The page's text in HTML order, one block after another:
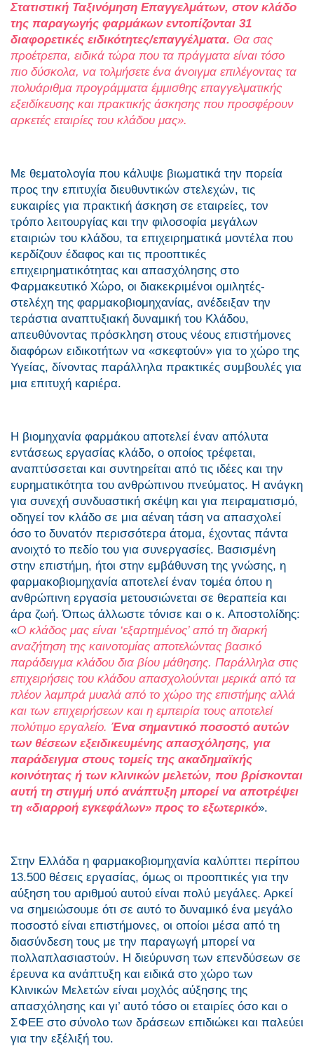
Στατιστική Ταξινόμηση Επαγγελμάτων, στον κλάδο
της παραγωγής φαρμάκων εντοπίζονται 31
διαφορετικές ειδικότητες/επαγγέλματα. Θα σας
προέτρεπα, ειδικά τώρα που τα πράγματα είναι τόσο
πιο δύσκολα, να τολμήσετε ένα άνοιγμα επιλέγοντας τα
πολυάριθμα προγράμματα έμμισθης επαγγελματικής
εξειδίκευσης και πρακτικής άσκησης που προσφέρουν
αρκετές εταιρίες του κλάδου μας».
Με θεματολογία που κάλυψε βιωματικά την πορεία
προς την επιτυχία διευθυντικών στελεχών, τις
ευκαιρίες για πρακτική άσκηση σε εταιρείες, τον
τρόπο λειτουργίας και την φιλοσοφία μεγάλων
εταιριών του κλάδου, τα επιχειρηματικά μοντέλα που
κερδίζουν έδαφος και τις προοπτικές
επιχειρηματικότητας και απασχόλησης στο
Φαρμακευτικό Χώρο, οι διακεκριμένοι ομιλητές-
στελέχη της φαρμακοβιομηχανίας, ανέδειξαν την
τεράστια αναπτυξιακή δυναμική του Κλάδου,
απευθύνοντας πρόσκληση στους νέους επιστήμονες
διαφόρων ειδικοτήτων να «σκεφτούν» για το χώρο της
Υγείας, δίνοντας παράλληλα πρακτικές συμβουλές για
μια επιτυχή καριέρα.
Η βιομηχανία φαρμάκου αποτελεί έναν απόλυτα
εντάσεως εργασίας κλάδο, ο οποίος τρέφεται,
αναπτύσσεται και συντηρείται από τις ιδέες και την
ευρηματικότητα του ανθρώπινου πνεύματος. Η ανάγκη
για συνεχή συνδυαστική σκέψη και για πειραματισμό,
οδηγεί τον κλάδο σε μια αέναη τάση να απασχολεί
όσο το δυνατόν περισσότερα άτομα, έχοντας πάντα
ανοιχτό το πεδίο του για συνεργασίες. Βασισμένη
στην επιστήμη, ήτοι στην εμβάθυνση της γνώσης, η
φαρμακοβιομηχανία αποτελεί έναν τομέα όπου η
ανθρώπινη εργασία μετουσιώνεται σε θεραπεία και
άρα ζωή. Όπως άλλωστε τόνισε και ο κ. Αποστολίδης:
«Ο κλάδος μας είναι ‘εξαρτημένος’ από τη διαρκή
αναζήτηση της καινοτομίας αποτελώντας βασικό
παράδειγμα κλάδου δια βίου μάθησης. Παράλληλα στις
επιχειρήσεις του κλάδου απασχολούνται μερικά από τα
πλέον λαμπρά μυαλά από το χώρο της επιστήμης αλλά
και των επιχειρήσεων και η εμπειρία τους αποτελεί
πολύτιμο εργαλείο. Ένα σημαντικό ποσοστό αυτών
των θέσεων εξειδικευμένης απασχόλησης, για
παράδειγμα στους τομείς της ακαδημαϊκής
κοινότητας ή των κλινικών μελετών, που βρίσκονται
αυτή τη στιγμή υπό ανάπτυξη μπορεί να αποτρέψει
τη «διαρροή εγκεφάλων» προς το εξωτερικό».
Στην Ελλάδα η φαρμακοβιομηχανία καλύπτει περίπου
13.500 θέσεις εργασίας, όμως οι προοπτικές για την
αύξηση του αριθμού αυτού είναι πολύ μεγάλες. Αρκεί
να σημειώσουμε ότι σε αυτό το δυναμικό ένα μεγάλο
ποσοστό είναι επιστήμονες, οι οποίοι μέσα από τη
διασύνδεση τους με την παραγωγή μπορεί να
πολλαπλασιαστούν. Η διεύρυνση των επενδύσεων σε
έρευνα κα ανάπτυξη και ειδικά στο χώρο των
Κλινικών Μελετών είναι μοχλός αύξησης της
απασχόλησης και γι’ αυτό τόσο οι εταιρίες όσο και ο
ΣΦΕΕ στο σύνολο των δράσεων επιδιώκει και παλεύει
για την εξέλιξή του.